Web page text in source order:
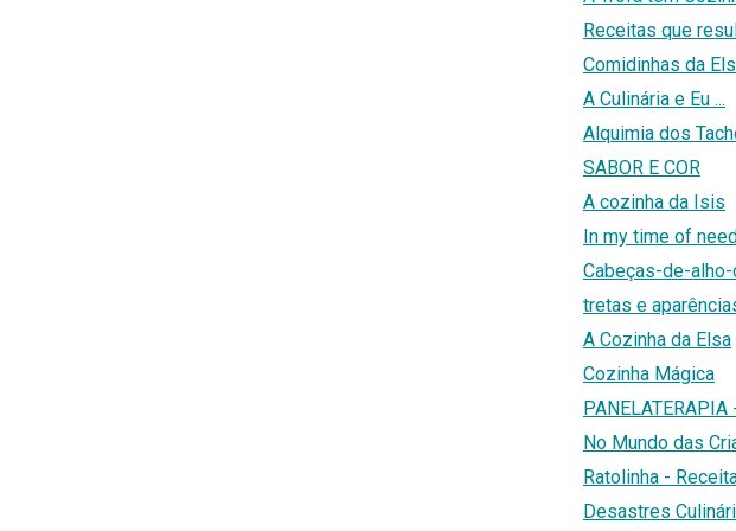
Receitas que
Comidinhas da
A Culinária e Eu ...
Alquimia dos
SABOR E COR
A cozinha da Isis
In my time of
Cabeças-de-
tretas e
A Cozinha da Elsa
Cozinha Mágica
No Mundo das
Ratolinha -
Desastres